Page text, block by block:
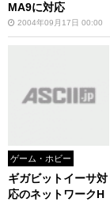
MA9に対応
2004年09月17日 00:00
ゲーム・ホビー
ギガビットイーサ対
応のネットワークH